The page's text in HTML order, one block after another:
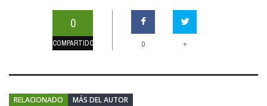
0
COMPARTIDOS 0 +
RELACIONADO MÁS DEL AUTOR